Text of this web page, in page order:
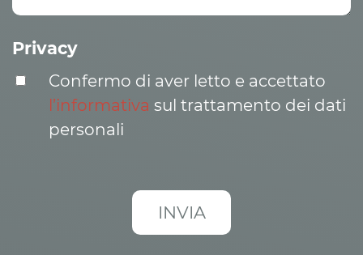
Privacy
Confermo di aver letto e accettato
l’informativa sul trattamento dei dati
personali